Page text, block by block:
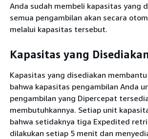
Anda sudah membeli kapasitas yang
semua pengambilan akan secara
melalui kapasitas tersebut.
Kapasitas yang
Kapasitas yang disediakan
bahwa kapasitas pengambilan Anda
pengambilan yang Dipercepat
membutuhkannya. Setiap unit
bahwa setidaknya tiga Expedited
dilakukan setiap 5 menit dan